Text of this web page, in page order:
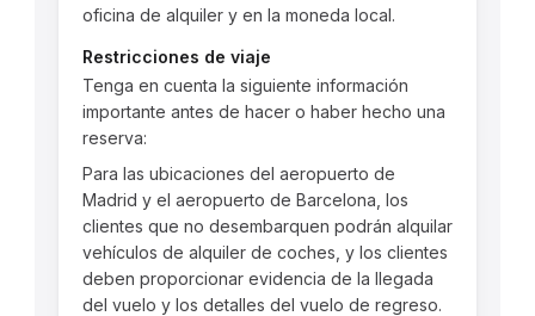
oficina de alquiler y en la moneda local.
Restricciones de viaje
Tenga en cuenta la siguiente información
importante antes de hacer o haber hecho una
reserva:
Para las ubicaciones del aeropuerto de
Madrid y el aeropuerto de Barcelona, los
clientes que no desembarquen podrán alquilar
vehículos de alquiler de coches, y los clientes
deben proporcionar evidencia de la llegada
del vuelo y los detalles del vuelo de regreso.